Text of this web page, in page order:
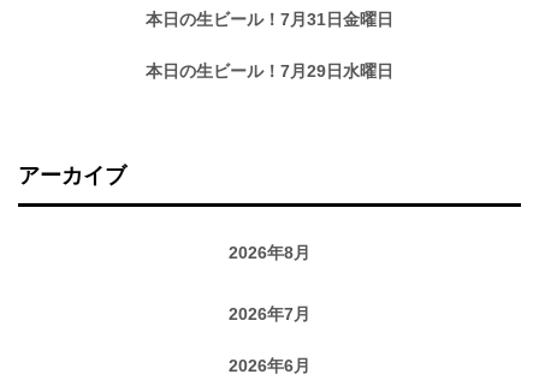
本日の生ビール！7月31日金曜日
本日の生ビール！7月29日水曜日
アーカイブ
2026年8月
2026年7月
2026年6月